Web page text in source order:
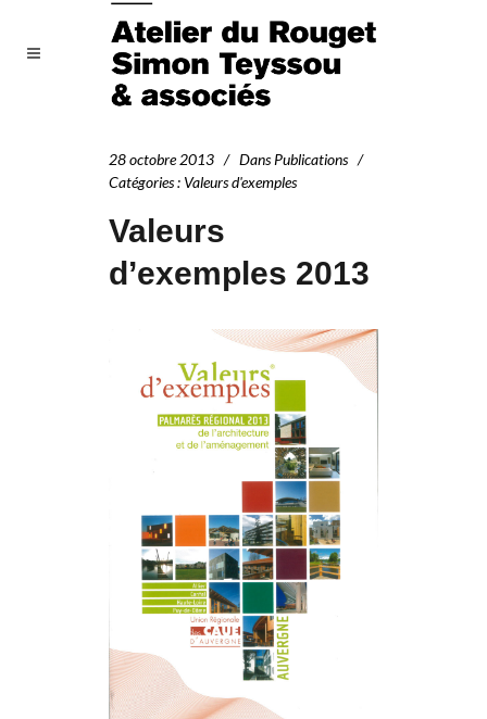
28 octobre 2013 Dans Publications
Catégories: Valeurs d'exemples
Valeurs
d’exemples 2013